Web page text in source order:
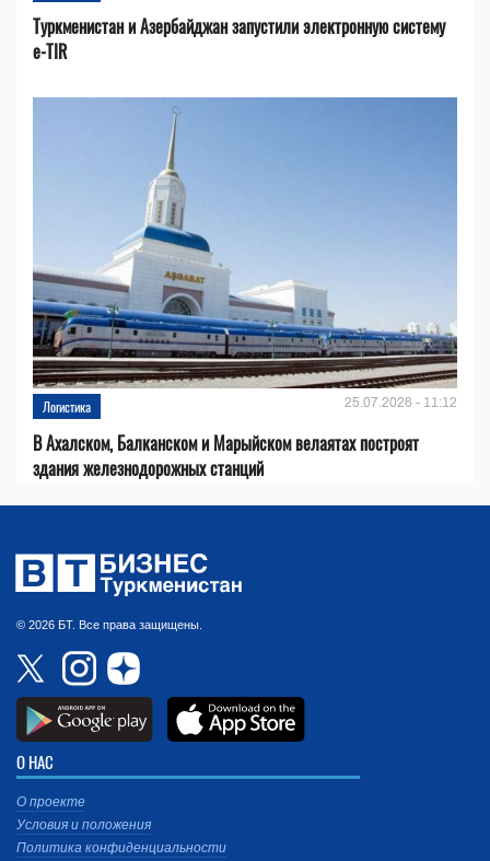
Туркменистан и Азербайджан запустили электронную систему
e-TIR
Логистика 25.07.2026 - 11:12
В Ахалском, Балканском и Марыйском велаятах построят
здания железнодорожных станций
© 2026 БТ. Все права защищены.
О НАС
О проекте
Условия и положения
Политика конфиденциальности